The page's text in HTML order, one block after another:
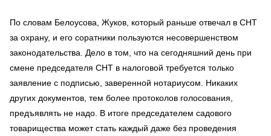
По словам Белоусова, Жуков, который раньше отвечал в СНТ
за охрану, и его соратники пользуются несовершенством
законодательства. Дело в том, что на сегодняшний день при
смене председателя СНТ в налоговой требуется только
заявление с подписью, заверенной нотариусом. Никаких
других документов, тем более протоколов голосования,
предъявлять не надо. В итоге председателем садового
товарищества может стать каждый даже без проведения